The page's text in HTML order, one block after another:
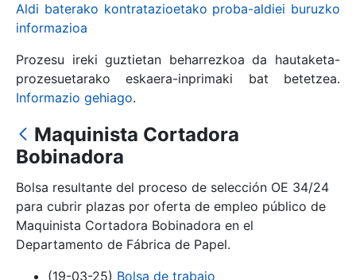
Erakutsi/Ezkutatu
Aldi baterako kontratazioetako proba-aldiei buruzko
informazioa
Prozesu ireki guztietan beharrezkoa da hautaketa-
prozesuetarako eskaera-inprimaki bat betetzea.
Informazio gehiago.
Maquinista Cortadora
Bobinadora
Bolsa resultante del proceso de selección OE 34/24
para cubrir plazas por oferta de empleo público de
Maquinista Cortadora Bobinadora en el
Departamento de Fábrica de Papel.
(19-03-25) Bolsa de trabajo